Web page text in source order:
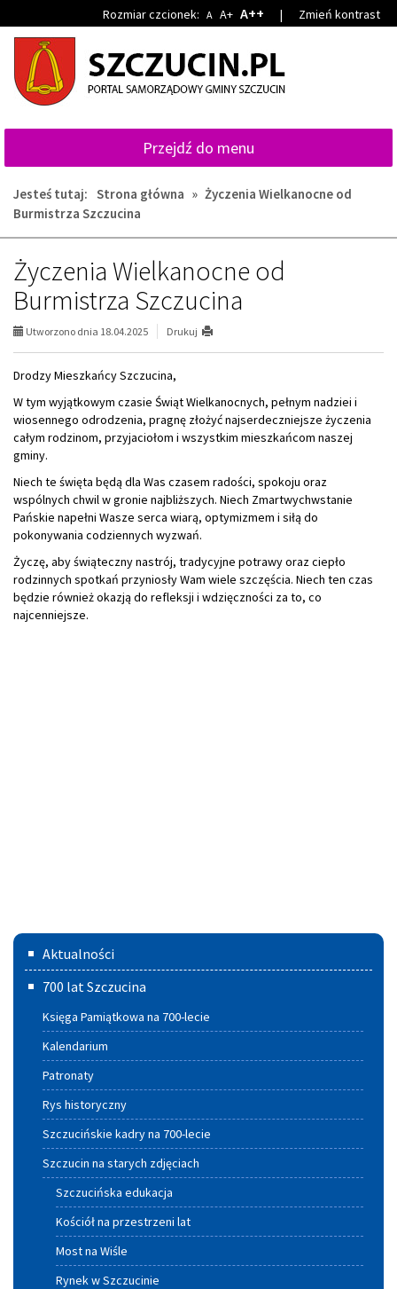
do
głównej
treści
do
wyszukiwarki
Rozmiar czcionek: A A+ A++ | Zmień kontrast
Przejdź do menu
Jesteś tutaj: Strona główna » Życzenia Wielkanocne od
Burmistrza Szczucina
Życzenia Wielkanocne od
Burmistrza Szczucina
Utworzono dnia 18.04.2025 Drukuj
Drodzy Mieszkańcy Szczucina,
W tym wyjątkowym czasie Świąt Wielkanocnych, pełnym nadziei i
wiosennego odrodzenia, pragnę złożyć najserdeczniejsze życzenia
całym rodzinom, przyjaciołom i wszystkim mieszkańcom naszej
gminy.
Niech te święta będą dla Was czasem radości, spokoju oraz
wspólnych chwil w gronie najbliższych. Niech Zmartwychwstanie
Pańskie napełni Wasze serca wiarą, optymizmem i siłą do
pokonywania codziennych wyzwań.
Życzę, aby świąteczny nastrój, tradycyjne potrawy oraz ciepło
rodzinnych spotkań przyniosły Wam wiele szczęścia. Niech ten czas
będzie również okazją do refleksji i wdzięczności za to, co
najcenniejsze.
Menu
główne
Aktualności
700 lat Szczucina
Księga Pamiątkowa na 700-lecie
Kalendarium
Patronaty
Rys historyczny
Szczucińskie kadry na 700-lecie
Szczucin na starych zdjęciach
Szczucińska edukacja
Kościół na przestrzeni lat
Most na Wiśle
Rynek w Szczucinie